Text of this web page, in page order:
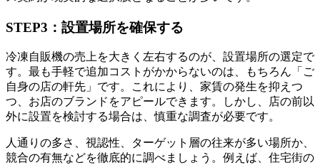
STEP3：設置場所を確保する
冷凍自販機の売上を大きく左右するのが、設置場所の選定で
す。最も手軽で追加コストがかからないのは、もちろん「ご
自身の店の軒先」です。これにより、家賃の発生を抑えつ
つ、お店のブランドをアピールできます。しかし、店の前以
外に設置を検討する場合は、慎重な調査が必要です。
人通りの多さ、視認性、ターゲット層の往来が多い場所か、
競合の有無などを徹底的に調べましょう。例えば、住宅街の